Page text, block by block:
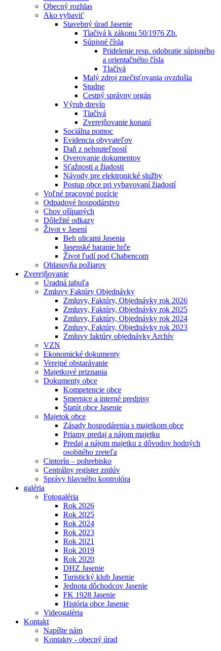
Obecný rozhlas
Ako vybaviť
Stavebný úrad Jasenie
Tlačivá k zákonu 50/1976 Zb.
Súpisné čísla
Pridelenie resp. odobratie súpisného
a orientačného čísla
Tlačivá
Malý zdroj znečisťovania ovzdušia
Studne
Cestný správny orgán
Výrub drevín
Tlačivá
Zverejňovanie konaní
Sociálna pomoc
Evidencia obyvateľov
Daň z nehnuteľností
Overovanie dokumentov
Sťažnosti a žiadosti
Návody pre elektronické služby
Postup obce pri vybavovaní žiadostí
Voľné pracovné pozície
Odpadové hospodárstvo
Chov ošípaných
Dôležité odkazy
Život v Jasení
Beh ulicami Jasenia
Jasenské baranie hrče
Život ľudí pod Chabencom
Ohlasovňa požiarov
Zverejňovanie
Úradná tabuľa
Zmluvy Faktúry Objednávky
Zmluvy, Faktúry, Objednávky rok 2026
Zmluvy, Faktúry, Objednávky rok 2025
Zmluvy, Faktúry, Objednávky rok 2024
Zmluvy, Faktúry, Objednávky rok 2023
Zmluvy faktúry objednávky Archív
VZN
Ekonomické dokumenty
Verejné obstarávanie
Majetkové priznania
Dokumenty obce
Kompetencie obce
Smernice a interné predpisy
Štatút obce Jasenie
Majetok obce
Zásady hospodárenia s majetkom obce
Priamy predaj a nájom majetku
Predaj a nájom majetku z dôvodov hodných
osobitého zreteľa
Cintorín – pohrebisko
Centrálny register zmlúv
Správy hlavného kontrolóra
galéria
Fotogaléria
Rok 2026
Rok 2025
Rok 2024
Rok 2023
Rok 2021
Rok 2019
Rok 2020
DHZ Jasenie
Turistický klub Jasenie
Jednota dôchodcov Jasenie
FK 1928 Jasenie
História obce Jasenie
Videogaléria
Kontakt
Napíšte nám
Kontakty - obecný úrad